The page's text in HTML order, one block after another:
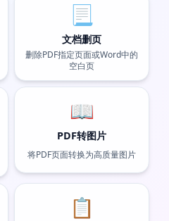
📃
文档删页
删除PDF指定页面或Word中的
空白页
📖
PDF转图片
将PDF页面转换为高质量图片
📋